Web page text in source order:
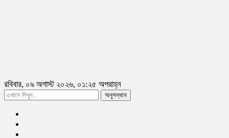
রবিবার, ০৯ অগাস্ট ২০২৬, ০১:২৫ অপরাহ্ন
অনুসন্ধান